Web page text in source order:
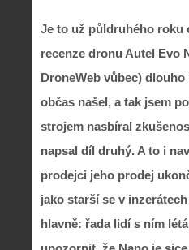
Je to už půldruhého roku
recenze dronu Autel Evo
DroneWeb vůbec)
občas našel, a tak jsem
strojem nasbíral
napsal díl druhý. A to i
prodejci jeho prodej
jako starší se v
hlavně: řada lidí s ním